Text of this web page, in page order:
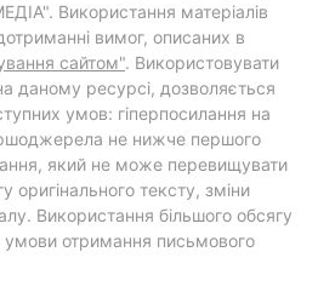
Використання матеріалів
вимог, описаних в
сайтом". Використовувати
даному ресурсі, дозволяється
умов: гіперпосилання на
не нижче першого
який не може перевищувати
оригінального тексту, зміни
Використання більшого обсягу
отримання письмового